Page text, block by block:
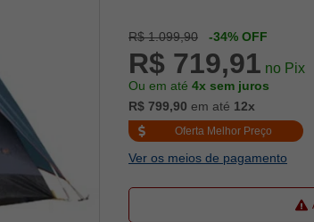
R$ 1.099,90 -34% OFF
R$ 719,91 no Pix
Ou em até 4x sem juros
R$ 799,90 em até 12x
Oferta Melhor Preço
Ver os meios de pagamento